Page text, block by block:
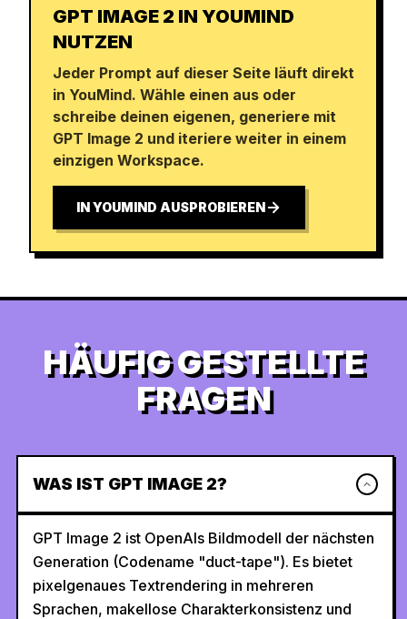
GPT IMAGE 2 IN YOUMIND
NUTZEN
Jeder Prompt auf dieser Seite läuft direkt
in YouMind. Wähle einen aus oder
schreibe deinen eigenen, generiere mit
GPT Image 2 und iteriere weiter in einem
einzigen Workspace.
IN YOUMIND AUSPROBIEREN
HÄUFIG GESTELLTE
FRAGEN
WAS IST GPT IMAGE 2?
GPT Image 2 ist OpenAIs Bildmodell der nächsten
Generation (Codename "duct-tape"). Es bietet
pixelgenaues Textrendering in mehreren
Sprachen, makellose Charakterkonsistenz und